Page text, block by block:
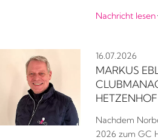
Nachricht lesen
16.07.2026
MARKUS
HETZENHOF
Nachdem
2026 zum GC